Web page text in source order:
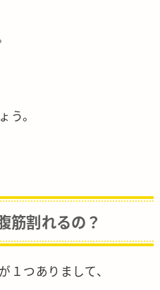
う。
筋割れるの？
１つありまして、